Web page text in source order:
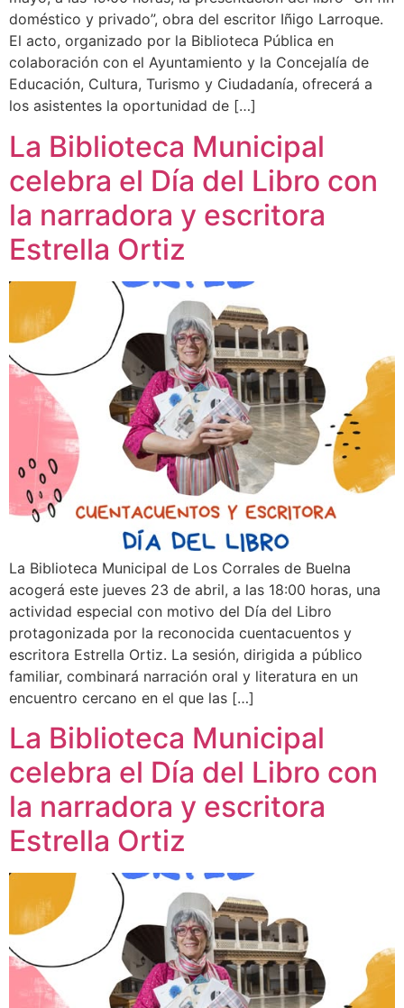
doméstico y privado”, obra del escritor Iñigo Larroque.
El acto, organizado por la Biblioteca Pública en
colaboración con el Ayuntamiento y la Concejalía de
Educación, Cultura, Turismo y Ciudadanía, ofrecerá a
los asistentes la oportunidad de […]
La Biblioteca Municipal
celebra el Día del Libro con
la narradora y escritora
Estrella Ortiz
La Biblioteca Municipal de Los Corrales de Buelna
acogerá este jueves 23 de abril, a las 18:00 horas, una
actividad especial con motivo del Día del Libro
protagonizada por la reconocida cuentacuentos y
escritora Estrella Ortiz. La sesión, dirigida a público
familiar, combinará narración oral y literatura en un
encuentro cercano en el que las […]
La Biblioteca Municipal
celebra el Día del Libro con
la narradora y escritora
Estrella Ortiz